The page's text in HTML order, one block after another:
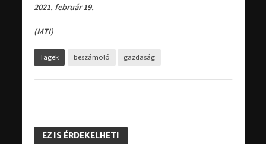
2021. február 19.
(MTI)
Tagek beszámoló gazdaság
EZ IS ÉRDEKELHETI